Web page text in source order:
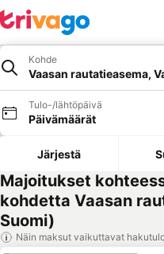
Kohde
Vaasan rautatieasema,
Tulo-/lähtöpäivä
Päivämäärät
Järjestä
Majoitukset
kohdetta Vaasan
Suomi)
Näin maksut vaikuttavat